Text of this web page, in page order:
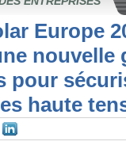
Europe
nouvelle
pour
haute